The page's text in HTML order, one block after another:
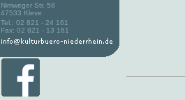
Nimweger Str. 58
47533 Kleve
Tel.: 02 821 - 24 161
Fax: 02 821 - 13 161